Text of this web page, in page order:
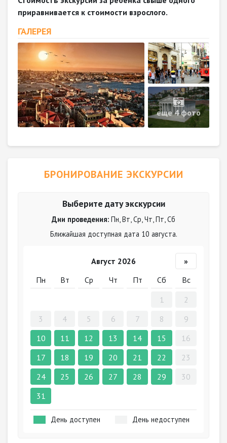
приравнивается к стоимости взрослого.
ГАЛЕРЕЯ
еще 4 фото
БРОНИРОВАНИЕ ЭКСКУРСИИ
Выберите дату экскурсии
Дни проведения: Пн, Вт, Ср, Чт, Пт, Сб
Ближайшая доступная дата 10 августа.
Август 2026
»
Пн
Вт Ср Чт Пт Сб
Вс
1
2
3
4 5 6 7 8
9
10
11 12 13 14 15
16
17
18 19 20 21 22
23
24
25 26 27 28 29
30
31
День доступен День недоступен